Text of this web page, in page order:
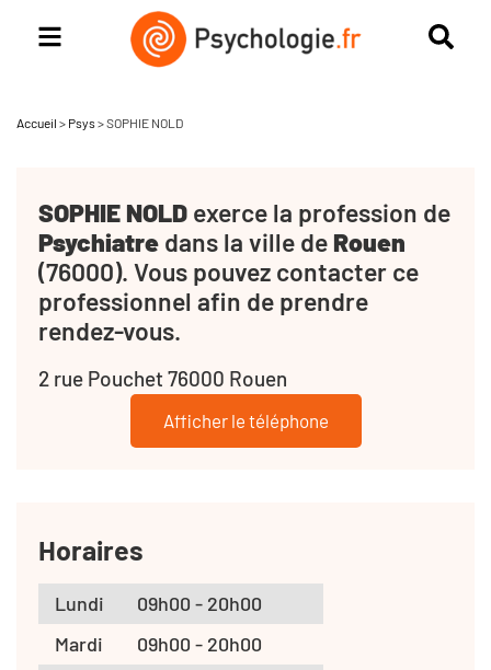
Accueil > Psys >SOPHIE NOLD
SOPHIE NOLD exerce la profession de
Psychiatre dans la ville de Rouen
(76000). Vous pouvez contacter ce
professionnel afin de prendre
rendez-vous.
2 rue Pouchet 76000 Rouen
Afficher le téléphone
Horaires
Lundi
09h00 - 20h00
Mardi
09h00 - 20h00